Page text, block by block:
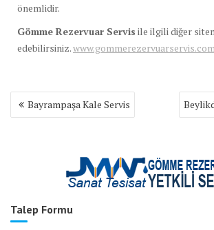
önemlidir.
Gömme Rezervuar Servis ile ilgili diğer
edebilirsiniz.www.gommerezervuarservis.com
Yazı
gezinmesi
Bayrampaşa Kale Servis
Talep Formu